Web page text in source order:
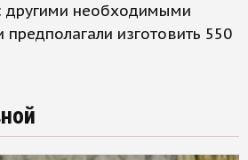
другими необходимыми
изготовить 550